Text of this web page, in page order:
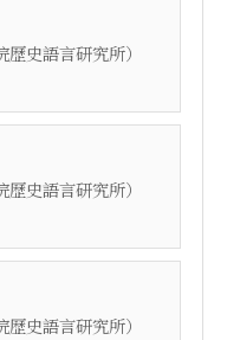
史語言研究所）
史語言研究所）
史語言研究所）